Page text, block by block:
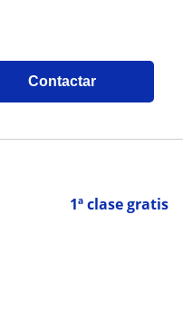
Contactar
1ª clase gratis